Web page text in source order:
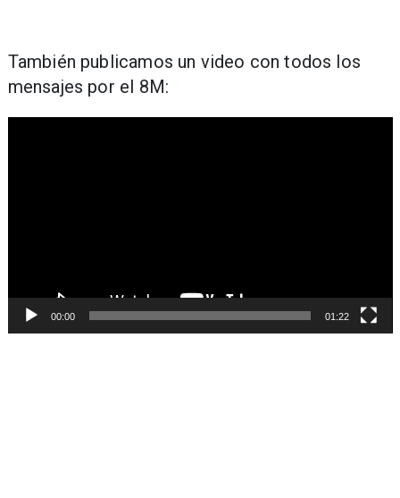
También publicamos un video con todos los
mensajes por el 8M:
00:00 01:22